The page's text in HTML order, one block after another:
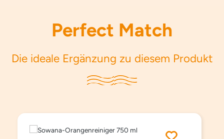
Perfect Match
Die ideale Ergänzung zu diesem Produkt